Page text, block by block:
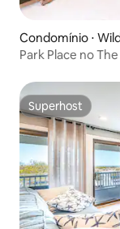
Condomínio ⋅
Park Place no
Superhost
Superhost